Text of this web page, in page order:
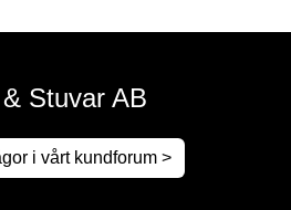
Stuvar AB
i vårt kundforum >